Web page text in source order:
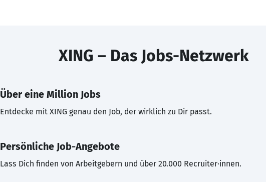
XING – Das Jobs-Netzwerk
Über eine Million Jobs
Entdecke mit XING genau den Job, der wirklich zu Dir passt.
Persönliche Job-Angebote
Lass Dich finden von Arbeitgebern und über 20.000 Recruiter·innen.